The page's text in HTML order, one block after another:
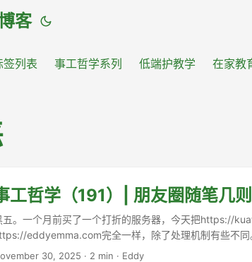
客
签列表 事工哲学系列 低端护教学 在家教
工哲学（191）| 朋友圈随笔几则
五。一个月前买了一个打折的服务器，今天把https://
eddyemma.com完全一样，除了处理机制有些不
站服务器的。 ...
30, 2025 · 2 min · Eddy